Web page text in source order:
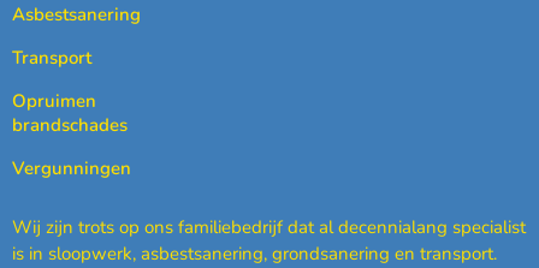
Asbestsanering
Transport
Opruimen
brandschades
Vergunningen
Wij zijn trots op ons familiebedrijf dat al decennialang specialist
is in sloopwerk, asbestsanering, grondsanering en transport.